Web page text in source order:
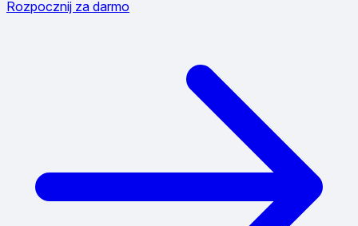
Rozpocznij za darmo